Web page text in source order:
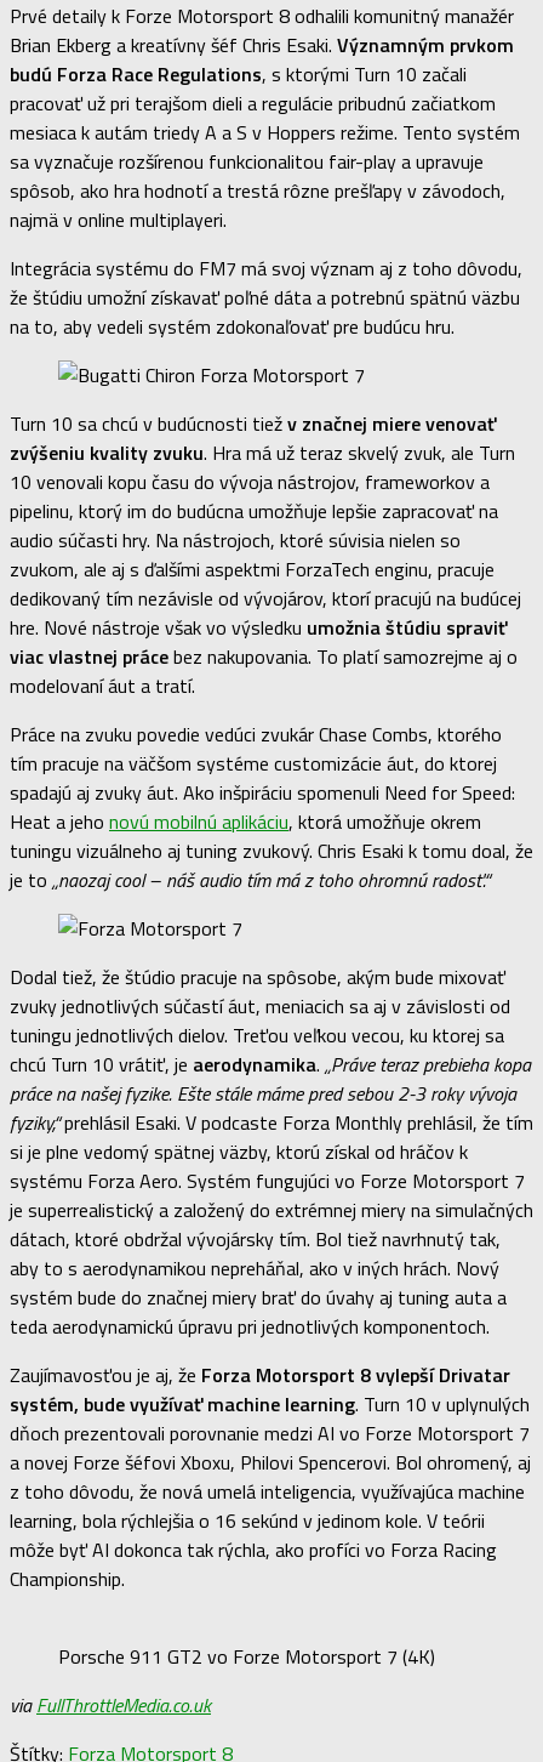
Prvé detaily k Forze Motorsport 8 odhalili komunitný manažér
Brian Ekberg a kreatívny šéf Chris Esaki. Významným prvkom
budú Forza Race Regulations, s ktorými Turn 10 začali
pracovať už pri terajšom dieli a regulácie pribudnú začiatkom
mesiaca k autám triedy A a S v Hoppers režime. Tento systém
sa vyznačuje rozšírenou funkcionalitou fair-play a upravuje
spôsob, ako hra hodnotí a trestá rôzne prešľapy v závodoch,
najmä v online multiplayeri.
Integrácia systému do FM7 má svoj význam aj z toho dôvodu,
že štúdiu umožní získavať poľné dáta a potrebnú spätnú väzbu
na to, aby vedeli systém zdokonaľovať pre budúcu hru.
Turn 10 sa chcú v budúcnosti tiežv značnej miere venovať
zvýšeniu kvality zvuku. Hra má už teraz skvelý zvuk, ale Turn
10 venovali kopu času do vývoja nástrojov, frameworkov a
pipelinu, ktorý im do budúcna umožňuje lepšie zapracovať na
audio súčasti hry. Na nástrojoch, ktoré súvisia nielen so
zvukom, ale aj s ďalšími aspektmi ForzaTech enginu, pracuje
dedikovaný tím nezávisle od vývojárov, ktorí pracujú na budúcej
hre. Nové nástroje však vo výsledku umožnia štúdiu spraviť
viac vlastnej prácebez nakupovania. To platí samozrejme aj o
modelovaní áut a tratí.
Práce na zvuku povedie vedúci zvukár Chase Combs, ktorého
tím pracuje na väčšom systéme customizácie áut, do ktorej
spadajú aj zvuky áut. Ako inšpiráciu spomenuli Need for Speed:
Heat a jeho novú mobilnú aplikáciu, ktorá umožňuje okrem
tuningu vizuálneho aj tuning zvukový. Chris Esaki k tomu doal, že
je to „naozaj cool – náš audio tím má z toho ohromnú radosť.“
Dodal tiež, že štúdio pracuje na spôsobe, akým bude mixovať
zvuky jednotlivých súčastí áut, meniacich sa aj v závislosti od
tuningu jednotlivých dielov. Treťou veľkou vecou, ku ktorej sa
chcú Turn 10 vrátiť, je aerodynamika. „Práve teraz prebieha kopa
práce na našej fyzike. Ešte stále máme pred sebou 2-3 roky vývoja
fyziky,“prehlásil Esaki. V podcaste Forza Monthly prehlásil, že tím
si je plne vedomý spätnej väzby, ktorú získal od hráčov k
systému Forza Aero. Systém fungujúci vo Forze Motorsport 7
je superrealistický a založený do extrémnej miery na simulačných
dátach, ktoré obdržal vývojársky tím. Bol tiež navrhnutý tak,
aby to s aerodynamikou nepreháňal, ako v iných hrách. Nový
systém bude do značnej miery brať do úvahy aj tuning auta a
teda aerodynamickú úpravu pri jednotlivých komponentoch.
Zaujímavosťou je aj, že Forza Motorsport 8 vylepší Drivatar
systém, bude využívať machine learning. Turn 10 v uplynulých
dňoch prezentovali porovnanie medzi AI vo Forze Motorsport 7
a novej Forze šéfovi Xboxu, Philovi Spencerovi. Bol ohromený, aj
z toho dôvodu, že nová umelá inteligencia, využívajúca machine
learning, bola rýchlejšia o 16 sekúnd v jedinom kole. V teórii
môže byť AI dokonca tak rýchla, ako profíci vo Forza Racing
Championship.
Porsche 911 GT2 vo Forze Motorsport 7 (4K)
viaFullThrottleMedia.co.uk
Štítky: Forza Motorsport 8